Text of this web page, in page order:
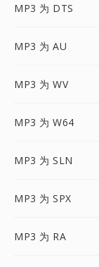
MP3 为 DTS
MP3 为 AU
MP3 为 WV
MP3 为 W64
MP3 为 SLN
MP3 为 SPX
MP3 为 RA